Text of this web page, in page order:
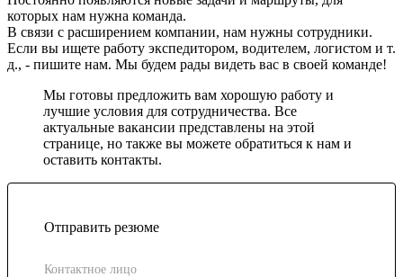
которых нам нужна команда.
В связи с расширением компании, нам нужны сотрудники.
Если вы ищете работу экспедитором, водителем, логистом и т.
д., - пишите нам. Мы будем рады видеть вас в своей команде!
Мы готовы предложить вам хорошую работу и
лучшие условия для сотрудничества. Все
актуальные вакансии представлены на этой
странице, но также вы можете обратиться к нам и
оставить контакты.
Отправить резюме
Контактное лицо